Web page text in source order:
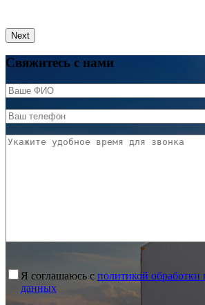
Next
Свяжитесь с нами
Я соглашаюсь с политикой обработки
данных